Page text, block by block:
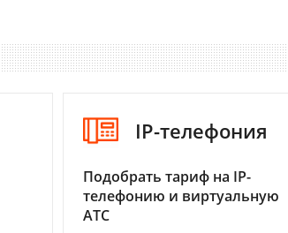
IP-телефония
Подобрать тариф на IP-
телефонию и виртуальную
АТС